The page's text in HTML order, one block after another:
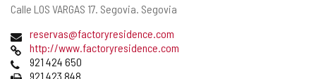
Adresse
Calle LOS VARGAS 17. Segovia. Segovia
Adresse
de
courrier
électronique
reservas@factoryresidence.com
Page
Web
http://www.factoryresidence.com
Téléphones
921 424 650
Fax 921 423 848